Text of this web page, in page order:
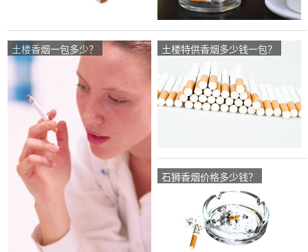
土楼香烟一包多少？ 土楼特供香烟多少钱一包？
石狮香烟价格多少钱？